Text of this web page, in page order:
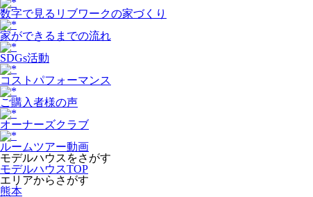
数字で⾒るリブワークの家づくり
家ができるまでの流れ
SDGs活動
コストパフォーマンス
ご購入者様の声
オーナーズクラブ
ルームツアー動画
モデルハウスをさがす
モデルハウスTOP
エリアからさがす
熊本